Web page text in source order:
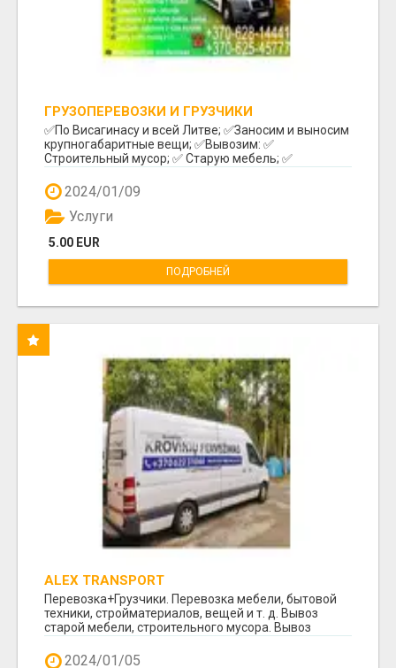
ГРУЗОПЕРЕВОЗКИ И ГРУЗЧИКИ
✅️По Висагинасу и всей Литве; ✅️Заносим и выносим
крупногабаритные вещи; ✅️Вывозим: ✅️
Строительный мусор; ✅️ Старую мебель; ✅️
2024/01/09
5.00 EUR
Услуги
ПОДРОБНЕЙ
ALEX TRANSPORT
Перевозка+Грузчики. Перевозка мебели, бытовой
техники, стройматериалов, вещей и т. д. Вывоз
старой мебели, строительного мусора. Вывоз
2024/01/05